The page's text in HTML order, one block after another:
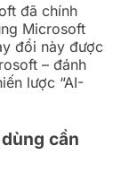
đã chính
Microsoft
đổi này được
– đánh
lược “AI-
cần